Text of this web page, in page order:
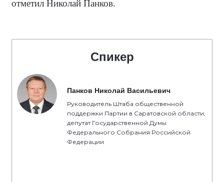
отметил Николай Панков.
Спикер
Панков Николай Васильевич
Руководитель Штаба общественной
поддержки Партии в Саратовской области,
депутат Государственной Думы
Федерального Собрания Российской
Федерации